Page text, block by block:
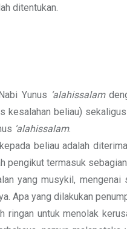
ditentukan.
Yunus ‘alahissalam
beliau)
‘alahissalam.
beliau adalah
pengikut termasuk
yang musykil,
Apa yang dilakukan
untuk menolak